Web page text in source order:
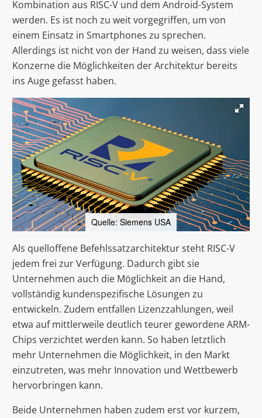
Kombination aus RISC-V und dem Android-System
werden. Es ist noch zu weit vorgegriffen, um von
einem Einsatz in Smartphones zu sprechen.
Allerdings ist nicht von der Hand zu weisen, dass viele
Konzerne die Möglichkeiten der Architektur bereits
ins Auge gefasst haben.
Quelle: Siemens USA
Als quelloffene Befehlssatzarchitektur steht RISC-V
jedem frei zur Verfügung. Dadurch gibt sie
Unternehmen auch die Möglichkeit an die Hand,
vollständig kundenspezifische Lösungen zu
entwickeln. Zudem entfallen Lizenzzahlungen, weil
etwa auf mittlerweile deutlich teurer gewordene ARM-
Chips verzichtet werden kann. So haben letztlich
mehr Unternehmen die Möglichkeit, in den Markt
einzutreten, was mehr Innovation und Wettbewerb
hervorbringen kann.
Beide Unternehmen haben zudem erst vor kurzem,